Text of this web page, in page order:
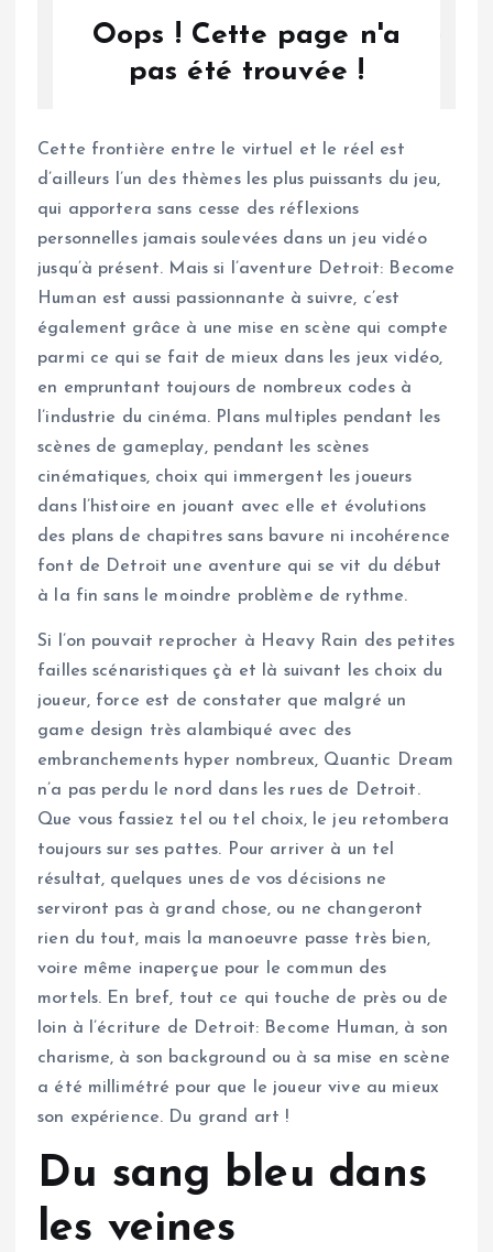
Cette frontière entre le virtuel et le réel est
d’ailleurs l’un des thèmes les plus puissants du jeu,
qui apportera sans cesse des réflexions
personnelles jamais soulevées dans un jeu vidéo
jusqu’à présent. Mais si l’aventure Detroit: Become
Human est aussi passionnante à suivre, c’est
également grâce à une mise en scène qui compte
parmi ce qui se fait de mieux dans les jeux vidéo,
en empruntant toujours de nombreux codes à
l’industrie du cinéma. Plans multiples pendant les
scènes de gameplay, pendant les scènes
cinématiques, choix qui immergent les joueurs
dans l’histoire en jouant avec elle et évolutions
des plans de chapitres sans bavure ni incohérence
font de Detroit une aventure qui se vit du début
à la fin sans le moindre problème de rythme.
Si l’on pouvait reprocher à Heavy Rain des petites
failles scénaristiques çà et là suivant les choix du
joueur, force est de constater que malgré un
game design très alambiqué avec des
embranchements hyper nombreux, Quantic Dream
n’a pas perdu le nord dans les rues de Detroit.
Que vous fassiez tel ou tel choix, le jeu retombera
toujours sur ses pattes. Pour arriver à un tel
résultat, quelques unes de vos décisions ne
serviront pas à grand chose, ou ne changeront
rien du tout, mais la manoeuvre passe très bien,
voire même inaperçue pour le commun des
mortels. En bref, tout ce qui touche de près ou de
loin à l’écriture de Detroit: Become Human, à son
charisme, à son background ou à sa mise en scène
a été millimétré pour que le joueur vive au mieux
son expérience. Du grand art !
Du sang bleu dans
les veines